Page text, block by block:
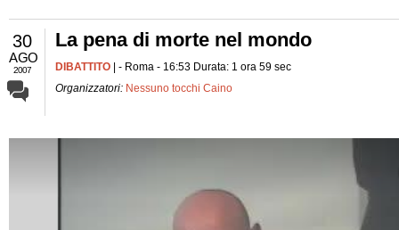
30
AGO
2007
La pena di morte nel mondo
DIBATTITO | - Roma - 16:53 Durata: 1 ora 59 sec
Organizzatori: Nessuno tocchi Caino